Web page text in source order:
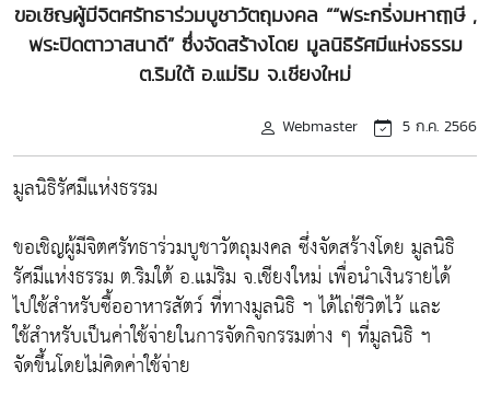
ขอเชิญผู้มีจิตศรัทธาร่วมบูชาวัตถุมงคล ““พระกริ่งมหาฤๅษี ,
พระปิดตาวาสนาดี” ซึ่งจัดสร้างโดย มูลนิธิรัศมีแห่งธรรม
ต.ริมใต้ อ.แม่ริม จ.เชียงใหม่
Webmaster 5 ก.ค. 2566
มูลนิธิรัศมีแห่งธรรม
ขอเชิญผู้มีจิตศรัทธาร่วมบูชาวัตถุมงคล ซึ่งจัดสร้างโดย มูลนิธิ
รัศมีแห่งธรรม ต.ริมใต้ อ.แม่ริม จ.เชียงใหม่ เพื่อนำเงินรายได้
ไปใช้สำหรับซื้ออาหารสัตว์ ที่ทางมูลนิธิ ฯ ได้ไถ่ชีวิตไว้ และ
ใช้สำหรับเป็นค่าใช้จ่ายในการจัดกิจกรรมต่าง ๆ ที่มูลนิธิ ฯ
จัดขึ้นโดยไม่คิดค่าใช้จ่าย